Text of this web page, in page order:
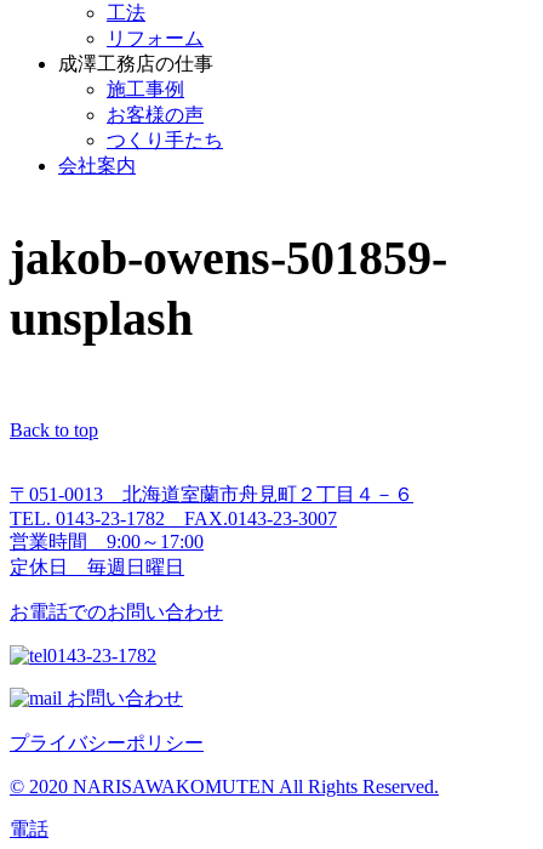
工法
リフォーム
成澤工務店の仕事
施工事例
お客様の声
つくり手たち
会社案内
jakob-owens-501859-
unsplash
Back to top
〒051-0013 北海道室蘭市舟見町２丁目４－６
TEL. 0143-23-1782 FAX.0143-23-3007
営業時間 9:00～17:00
定休日 毎週日曜日
お電話でのお問い合わせ
0143-23-1782
お問い合わせ
プライバシーポリシー
© 2020 NARISAWAKOMUTEN All Rights Reserved.
電話